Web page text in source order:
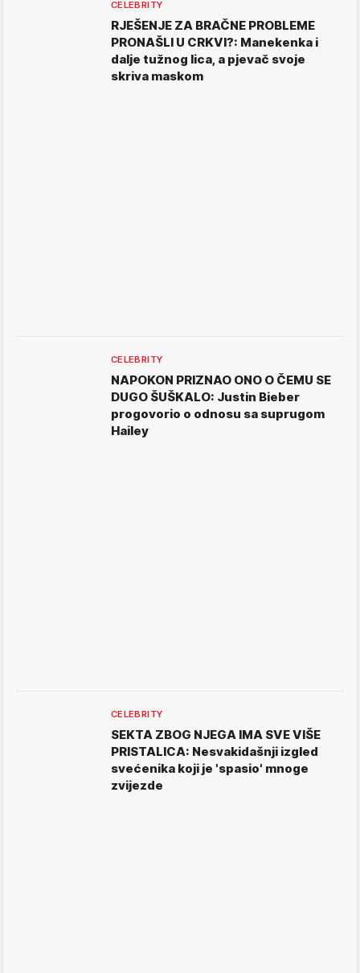
CELEBRITY
RJEŠENJE ZA BRAČNE PROBLEME
PRONAŠLI U CRKVI?: Manekenka i
dalje tužnog lica, a pjevač svoje
skriva maskom
CELEBRITY
NAPOKON PRIZNAO ONO O ČEMU SE
DUGO ŠUŠKALO: Justin Bieber
progovorio o odnosu sa suprugom
Hailey
CELEBRITY
SEKTA ZBOG NJEGA IMA SVE VIŠE
PRISTALICA: Nesvakidašnji izgled
svećenika koji je 'spasio' mnoge
zvijezde